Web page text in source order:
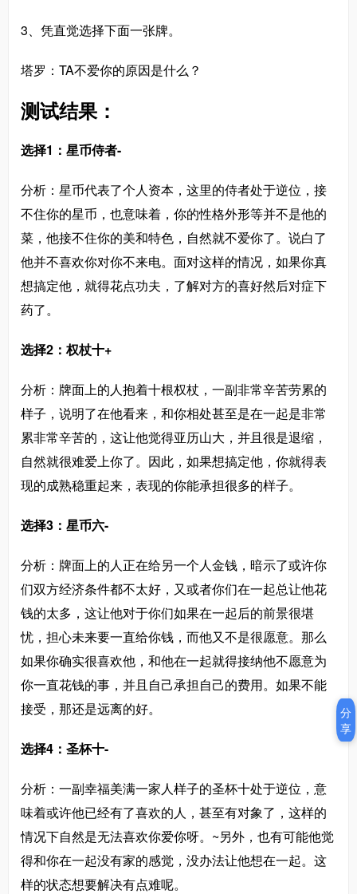
3、凭直觉选择下面一张牌。
塔罗：TA不爱你的原因是什么？
测试结果：
选择1：星币侍者-
分析：星币代表了个人资本，这里的侍者处于逆位，接
不住你的星币，也意味着，你的性格外形等并不是他的
菜，他接不住你的美和特色，自然就不爱你了。说白了
他并不喜欢你对你不来电。面对这样的情况，如果你真
想搞定他，就得花点功夫，了解对方的喜好然后对症下
药了。
选择2：权杖十+
分析：牌面上的人抱着十根权杖，一副非常辛苦劳累的
样子，说明了在他看来，和你相处甚至是在一起是非常
累非常辛苦的，这让他觉得亚历山大，并且很是退缩，
自然就很难爱上你了。因此，如果想搞定他，你就得表
现的成熟稳重起来，表现的你能承担很多的样子。
选择3：星币六-
分析：牌面上的人正在给另一个人金钱，暗示了或许你
们双方经济条件都不太好，又或者你们在一起总让他花
钱的太多，这让他对于你们如果在一起后的前景很堪
忧，担心未来要一直给你钱，而他又不是很愿意。那么
如果你确实很喜欢他，和他在一起就得接纳他不愿意为
你一直花钱的事，并且自己承担自己的费用。如果不能
接受，那还是远离的好。
选择4：圣杯十-
分析：一副幸福美满一家人样子的圣杯十处于逆位，意
味着或许他已经有了喜欢的人，甚至有对象了，这样的
情况下自然是无法喜欢你爱你呀。~另外，也有可能他觉
得和你在一起没有家的感觉，没办法让他想在一起。这
样的状态想要解决有点难呢。
分
享